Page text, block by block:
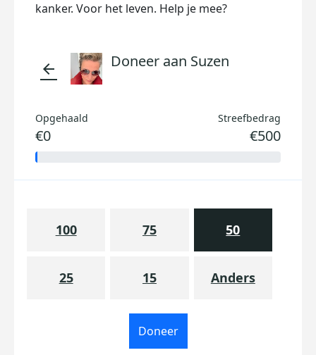
kanker. Voor het leven. Help je mee?
arrow_back Doneer aan Suzen
Opgehaald
€0
Streefbedrag
€500
100 75 50
25 15 Anders
Doneer